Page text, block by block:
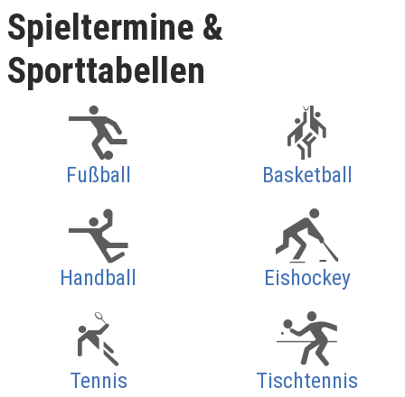
Spieltermine &
Sporttabellen
Fußball Basketball
Handball Eishockey
Tennis Tischtennis